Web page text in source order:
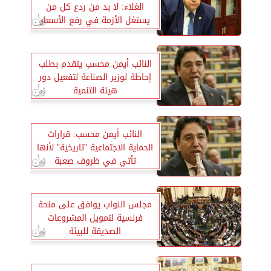
الغلاء: لا بد من ردع كل من
يستغل الأزمة في رفع الأسعار
النائب أيمن محسب يتقدم بطلب
إحاطة لوزير الصناعة لتفعيل دور
هيئة التنمية
النائب أيمن محسب: قرارات
الحماية الاجتماعية ”تاريخية” لأنها
تأتي في ظروف صعبة
مجلس النواب يوافق على منحة
فرنسية لتمويل المشروعات
الصديقة للبيئة